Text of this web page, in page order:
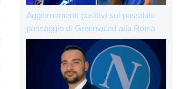
Aggiornamenti positivi sul possibile
passaggio di Greenwood alla Roma